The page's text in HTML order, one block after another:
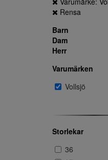
Rensa
Barn
Dam
Herr
Varumärken
Vollsjö
Storlekar
36